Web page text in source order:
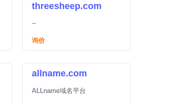
threesheep.com
--
询价
allname.com
ALLname域名平台